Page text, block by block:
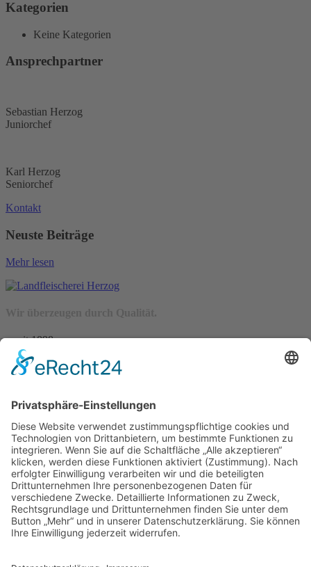
Kategorien
Keine Kategorien
Ansprechpartner
Sebastian Herzog
Juniorchef
Karl Herzog
Seniorchef
Kontakt
Neuste Beiträge
Mehr lesen
– seit 1898 –
Wir freuen uns auf Sie:
Landfleischerei & Catering Karl Herzog
Leutersdorfer Str. 6
02794 Spitzkunnersdorf
Tel.: 03586 / 38 62 96
Fax: 03586 / 78 93 32
Startseite
Onlineshop